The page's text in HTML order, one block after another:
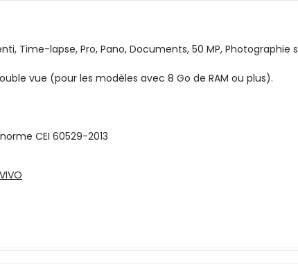
Time-lapse, Pro, Pano, Documents, 50 MP,
vue (pour les modèles avec 8 Go de RAM ou plus).
CEI 60529-2013
VIVO